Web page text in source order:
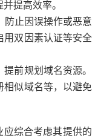
提高效率。
防止因误操作或恶意
用双因素认证等安全
前规划域名资源。
相似域名等，以避免
应综合考虑其提供的